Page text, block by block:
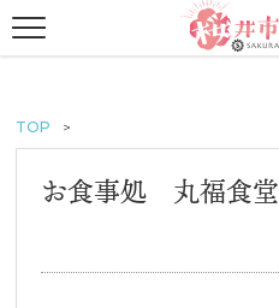
TOP
お食事処 丸福食堂